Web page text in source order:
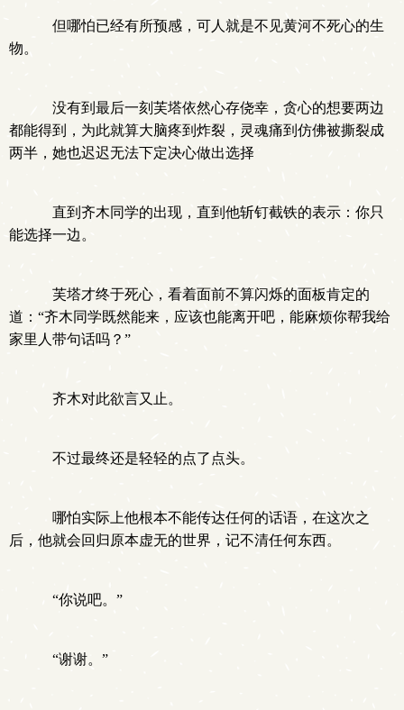
但哪怕已经有所预感，可人就是不见黄河不死心的生
物。
没有到最后一刻芙塔依然心存侥幸，贪心的想要两边
都能得到，为此就算大脑疼到炸裂，灵魂痛到仿佛被撕裂成
两半，她也迟迟无法下定决心做出选择
直到齐木同学的出现，直到他斩钉截铁的表示：你只
能选择一边。
芙塔才终于死心，看着面前不算闪烁的面板肯定的
道：“齐木同学既然能来，应该也能离开吧，能麻烦你帮我给
家里人带句话吗？”
齐木对此欲言又止。
不过最终还是轻轻的点了点头。
哪怕实际上他根本不能传达任何的话语，在这次之
后，他就会回归原本虚无的世界，记不清任何东西。
“你说吧。”
“谢谢。”